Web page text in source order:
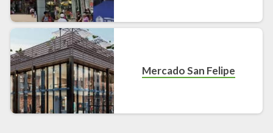
Mercado San Felipe